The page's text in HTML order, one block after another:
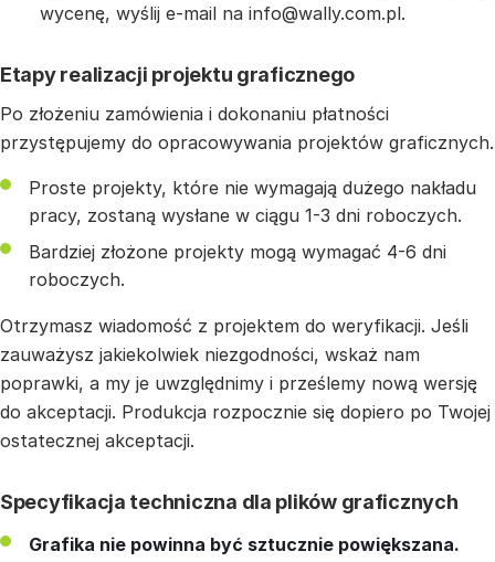
wycenę, wyślij e-mail na info@wally.com.pl.
Etapy realizacji projektu graficznego
Po złożeniu zamówienia i dokonaniu płatności
przystępujemy do opracowywania projektów graficznych.
Proste projekty, które nie wymagają dużego nakładu
pracy, zostaną wysłane w ciągu 1-3 dni roboczych.
Bardziej złożone projekty mogą wymagać 4-6 dni
roboczych.
Otrzymasz wiadomość z projektem do weryfikacji. Jeśli
zauważysz jakiekolwiek niezgodności, wskaż nam
poprawki, a my je uwzględnimy i prześlemy nową wersję
do akceptacji. Produkcja rozpocznie się dopiero po Twojej
ostatecznej akceptacji.
Specyfikacja techniczna dla plików graficznych
Grafika nie powinna być sztucznie powiększana.